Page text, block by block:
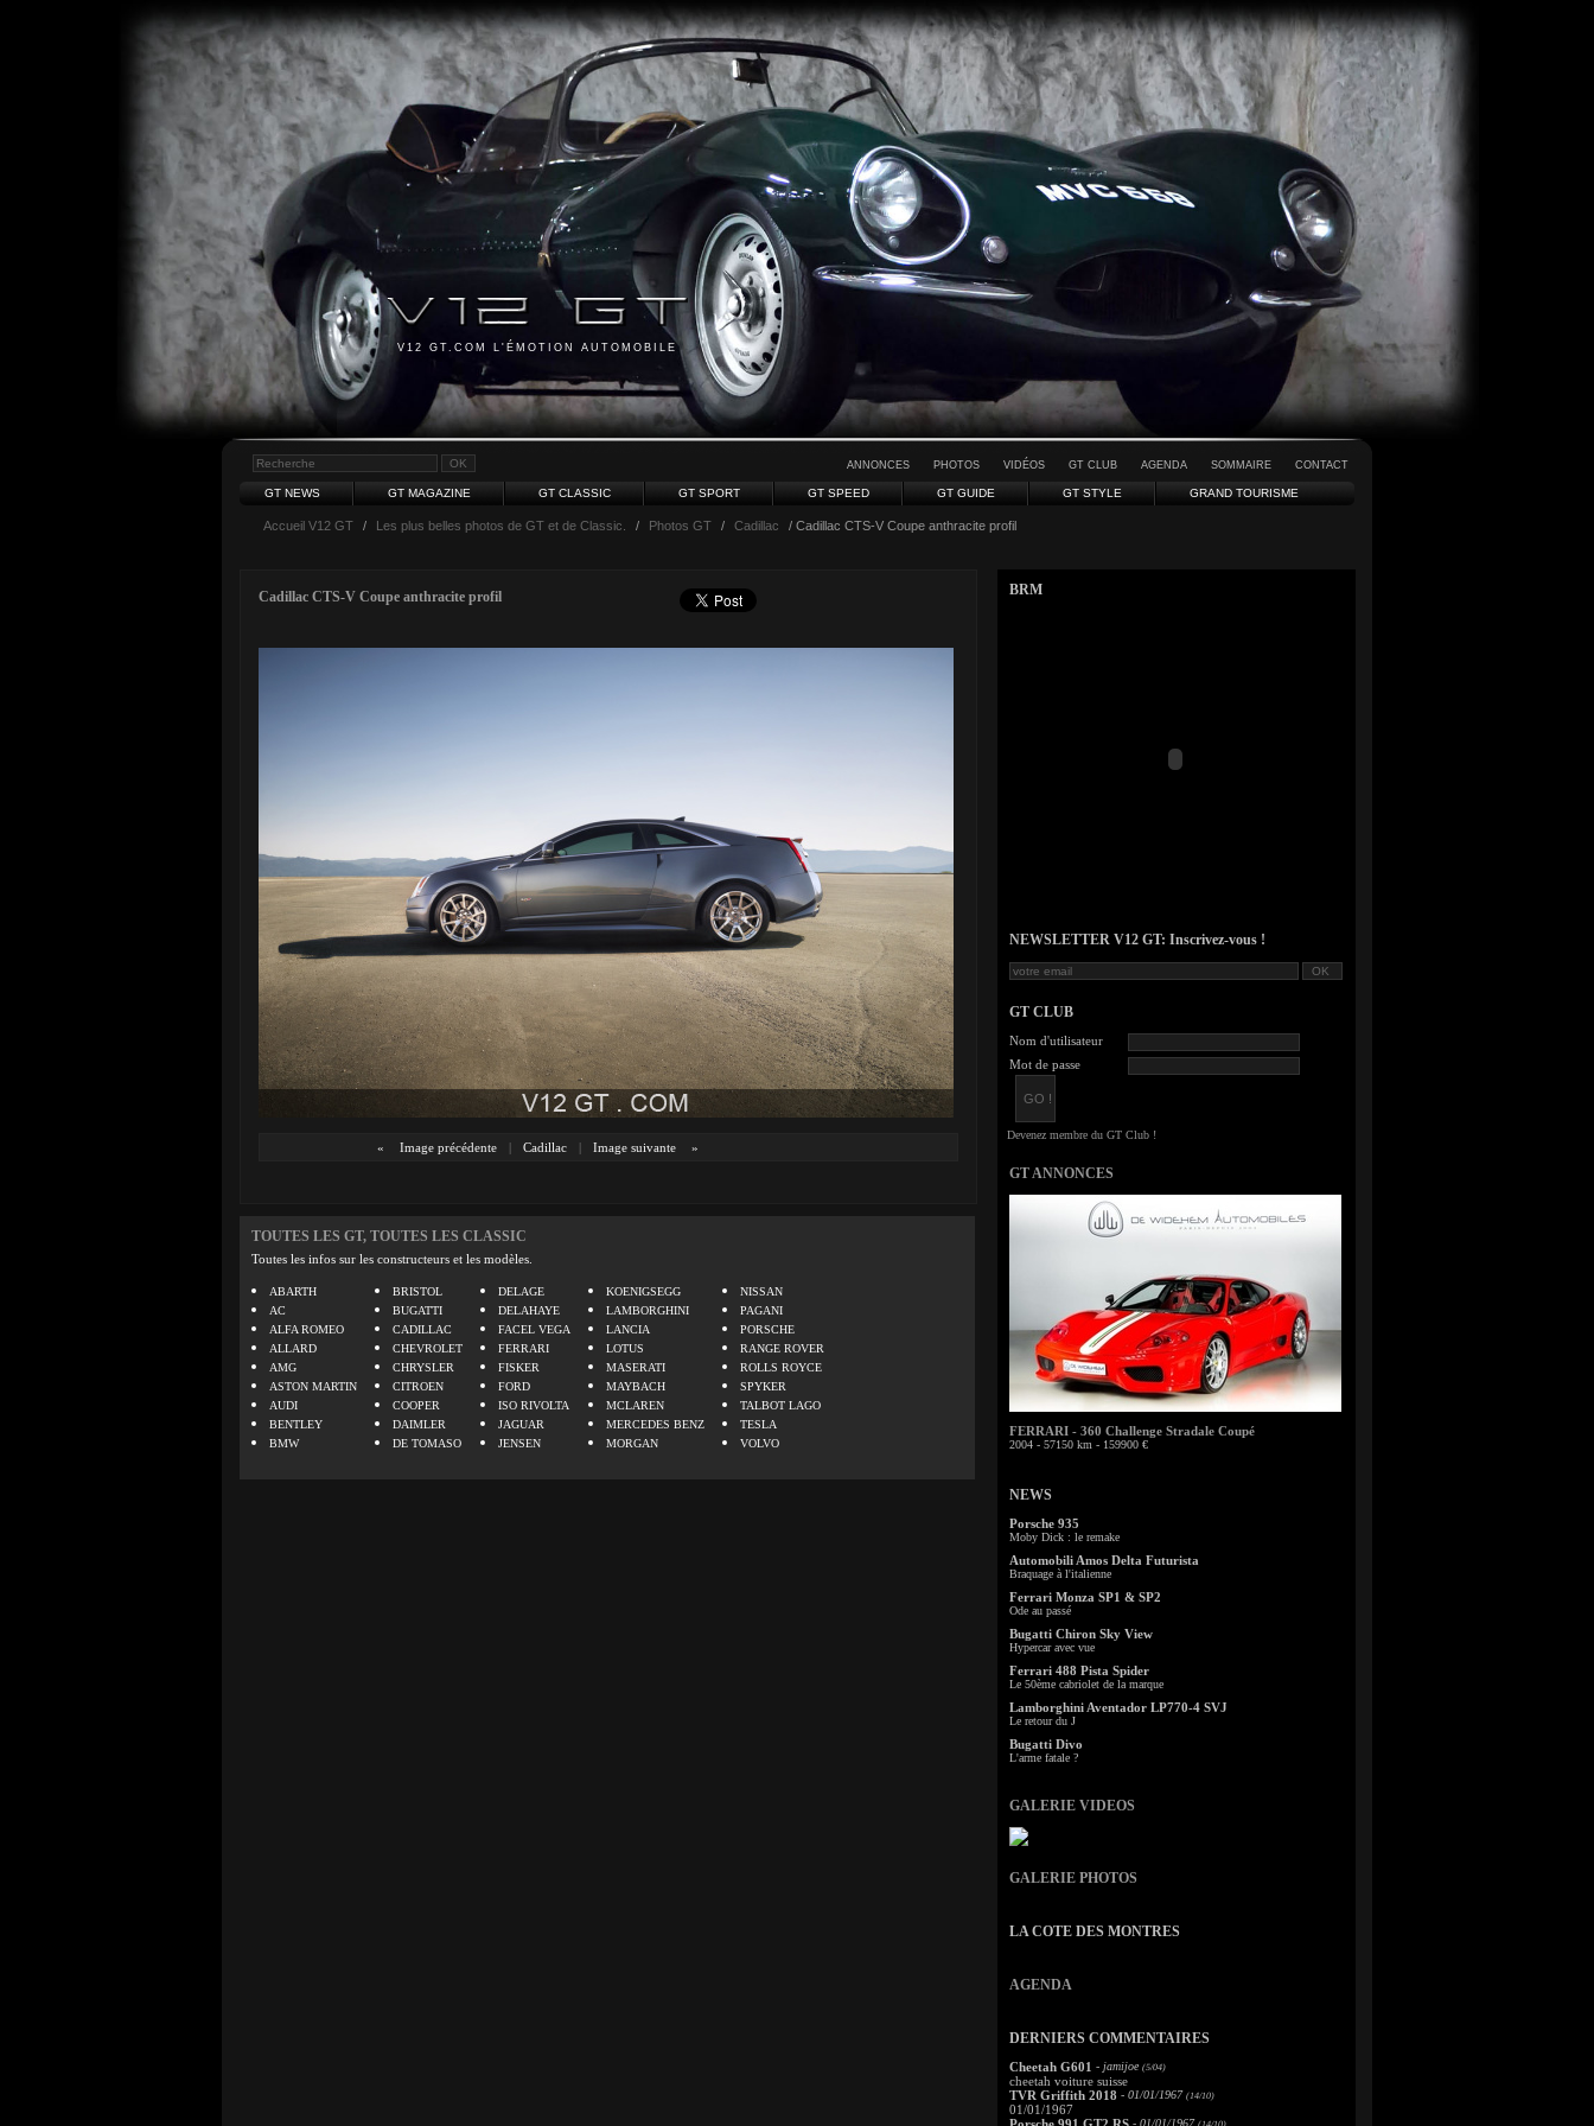
V12 GT.COM L'ÉMOTION AUTOMOBILE
ANNONCES PHOTOS VIDÉOS GT CLUB AGENDA SOMMAIRE CONTACT
GT NEWS GT MAGAZINE GT CLASSIC GT SPORT GT SPEED GT GUIDE GT STYLE GRAND TOURISME
Accueil V12 GT / Les plus belles photos de GT et de Classic. / Photos GT / Cadillac / Cadillac CTS-V Coupe anthracite profil
Cadillac CTS-V Coupe anthracite profil
« Image précédente | Cadillac | Image suivante »
TOUTES LES GT, TOUTES LES CLASSIC
Toutes les infos sur les constructeurs et les modèles.
ABARTH
AC
ALFA ROMEO
ALLARD
AMG
ASTON MARTIN
AUDI
BENTLEY
BMW
BRISTOL
BUGATTI
CADILLAC
CHEVROLET
CHRYSLER
CITROEN
COOPER
DAIMLER
DE TOMASO
DELAGE
DELAHAYE
FACEL VEGA
FERRARI
FISKER
FORD
ISO RIVOLTA
JAGUAR
JENSEN
KOENIGSEGG
LAMBORGHINI
LANCIA
LOTUS
MASERATI
MAYBACH
MCLAREN
MERCEDES BENZ
MORGAN
NISSAN
PAGANI
PORSCHE
RANGE ROVER
ROLLS ROYCE
SPYKER
TALBOT LAGO
TESLA
VOLVO
BRM
NEWSLETTER V12 GT: Inscrivez-vous !
GT CLUB
Nom d'utilisateur
Mot de passe
GT ANNONCES
FERRARI - 360 Challenge Stradale Coupé
2004 - 57150 km - 159900 €
NEWS
Porsche 935
Moby Dick : le remake
Automobili Amos Delta Futurista
Braquage à l'italienne
Ferrari Monza SP1 & SP2
Ode au passé
Bugatti Chiron Sky View
Hypercar avec vue
Ferrari 488 Pista Spider
Le 50ème cabriolet de la marque
Lamborghini Aventador LP770-4 SVJ
Le retour du J
Bugatti Divo
L'arme fatale ?
GALERIE VIDEOS
GALERIE PHOTOS
LA COTE DES MONTRES
AGENDA
DERNIERS COMMENTAIRES
Cheetah G601 - jamijoe (5/04)
cheetah voiture suisse
TVR Griffith 2018 - 01/01/1967 (14/10)
01/01/1967
- 01/01/1967